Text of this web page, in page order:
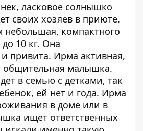
ласковое солнышко
своих хозяев в приюте.
небольшая, компактного
10 кг. Она
привита. Ирма активная,
общительная малышка.
в семью с детками, так
ей нет и года. Ирма
в доме или в
ищет ответственных